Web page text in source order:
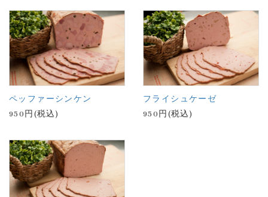
ペッファーシンケン
950円(税込)
フライシュケーゼ
950円(税込)